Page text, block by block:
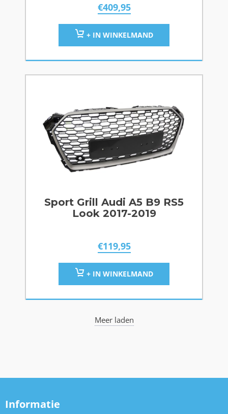
€409,95
+ IN WINKELMAND
Sport Grill Audi A5 B9 RS5
Look 2017-2019
€119,95
+ IN WINKELMAND
Meer laden
Informatie